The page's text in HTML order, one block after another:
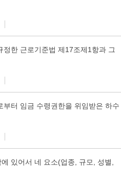
한 근로기준법 제17조제1항과 그
부터 임금 수령권한을 위임받은 하수
있어서 네 요소(업종, 규모, 성별,